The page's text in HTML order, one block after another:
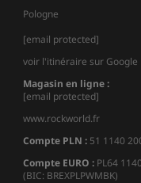
Pologne
[email protected]
voir l'itinéraire sur Google
Magasin en ligne :
[email protected]
www.rockworld.fr
Compte PLN : 51 1140
Compte EURO : PL64
(BIC: BREXPLPWMBK)